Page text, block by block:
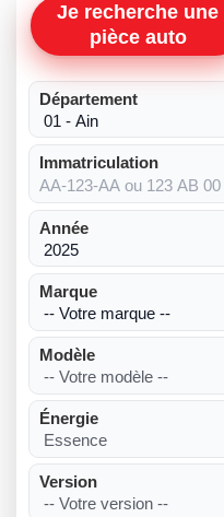
Je recherche une
pièce auto
Département
Immatriculation
Année
Marque
Modèle
Énergie
Version